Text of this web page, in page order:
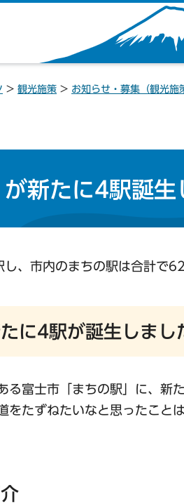
> 観光施策 > お知らせ・募集（観光施
新たに4駅誕生
、市内のまちの駅は合計で62
に4駅が誕生しまし
る富士市「まちの駅」に、新
をたずねたいなと思ったこと